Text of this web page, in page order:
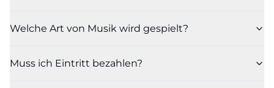
Welche Art von Musik wird gespielt?
Muss ich Eintritt bezahlen?